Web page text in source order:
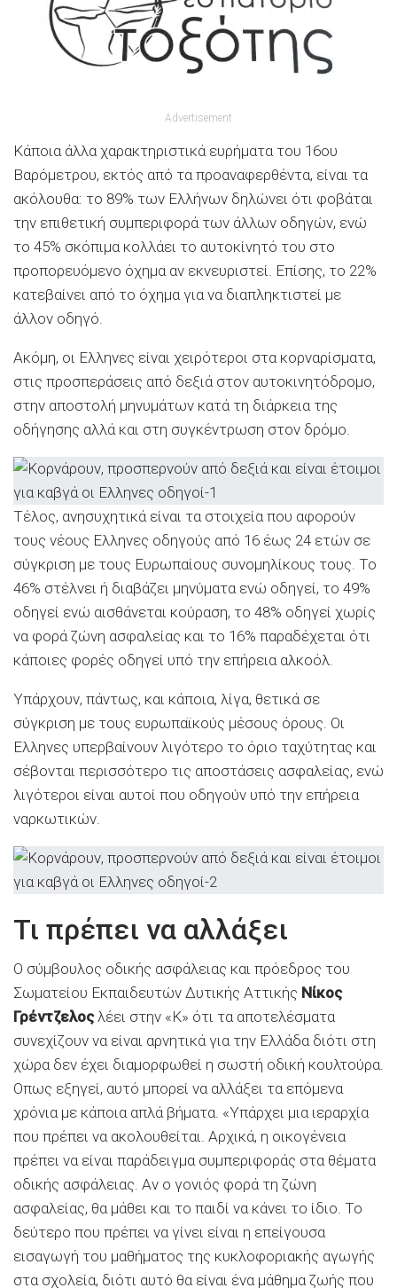
Advertisement
Κάποια άλλα χαρακτηριστικά ευρήματα του 16ου
Βαρόμετρου, εκτός από τα προαναφερθέντα, είναι τα
ακόλουθα: το 89% των Ελλήνων δηλώνει ότι φοβάται
την επιθετική συμπεριφορά των άλλων οδηγών, ενώ
το 45% σκόπιμα κολλάει το αυτοκίνητό του στο
προπορευόμενο όχημα αν εκνευριστεί. Επίσης, το 22%
κατεβαίνει από το όχημα για να διαπληκτιστεί με
άλλον οδηγό.
Ακόμη, οι Ελληνες είναι χειρότεροι στα κορναρίσματα,
στις προσπεράσεις από δεξιά στον αυτοκινητόδρομο,
στην αποστολή μηνυμάτων κατά τη διάρκεια της
οδήγησης αλλά και στη συγκέντρωση στον δρόμο.
Τέλος, ανησυχητικά είναι τα στοιχεία που αφορούν
τους νέους Ελληνες οδηγούς από 16 έως 24 ετών σε
σύγκριση με τους Ευρωπαίους συνομηλίκους τους. Το
46% στέλνει ή διαβάζει μηνύματα ενώ οδηγεί, το 49%
οδηγεί ενώ αισθάνεται κούραση, το 48% οδηγεί χωρίς
να φορά ζώνη ασφαλείας και το 16% παραδέχεται ότι
κάποιες φορές οδηγεί υπό την επήρεια αλκοόλ.
Υπάρχουν, πάντως, και κάποια, λίγα, θετικά σε
σύγκριση με τους ευρωπαϊκούς μέσους όρους. Οι
Ελληνες υπερβαίνουν λιγότερο το όριο ταχύτητας και
σέβονται περισσότερο τις αποστάσεις ασφαλείας, ενώ
λιγότεροι είναι αυτοί που οδηγούν υπό την επήρεια
ναρκωτικών.
Τι πρέπει να αλλάξει
Ο σύμβουλος οδικής ασφάλειας και πρόεδρος του
Σωματείου Εκπαιδευτών Δυτικής Αττικής Νίκος
Γρέντζελος λέει στην «Κ» ότι τα αποτελέσματα
συνεχίζουν να είναι αρνητικά για την Ελλάδα διότι στη
χώρα δεν έχει διαμορφωθεί η σωστή οδική κουλτούρα.
Οπως εξηγεί, αυτό μπορεί να αλλάξει τα επόμενα
χρόνια με κάποια απλά βήματα. «Υπάρχει μια ιεραρχία
που πρέπει να ακολουθείται. Αρχικά, η οικογένεια
πρέπει να είναι παράδειγμα συμπεριφοράς στα θέματα
οδικής ασφάλειας. Αν ο γονιός φορά τη ζώνη
ασφαλείας, θα μάθει και το παιδί να κάνει το ίδιο. Το
δεύτερο που πρέπει να γίνει είναι η επείγουσα
εισαγωγή του μαθήματος της κυκλοφοριακής αγωγής
στα σχολεία, διότι αυτό θα είναι ένα μάθημα ζωής που